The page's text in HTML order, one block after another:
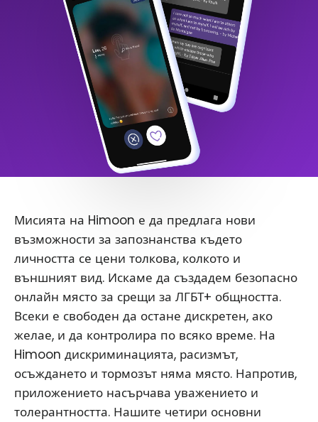
Мисията на Himoon е да предлага нови
възможности за запознанства където
личността се цени толкова, колкото и
външният вид. Искаме да създадем безопасно
онлайн място за срещи за ЛГБТ+ общността.
Всеки е свободен да остане дискретен, ако
желае, и да контролира по всяко време. На
Himoon дискриминацията, расизмът,
осъждането и тормозът няма място. Напротив,
приложението насърчава уважението и
толерантността. Нашите четири основни